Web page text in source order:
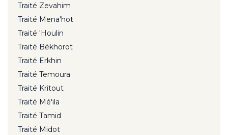
Traité Zevahim
Traité Mena'hot
Traité 'Houlin
Traité Békhorot
Traité Erkhin
Traité Temoura
Traité Kritout
Traité Mé'ila
Traité Tamid
Traité Midot